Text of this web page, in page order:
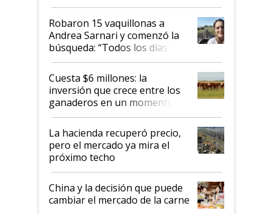
Robaron 15 vaquillonas a
Andrea Sarnari y comenzó la
búsqueda: “Todos los días le
toca a algún productor”
Cuesta $6 millones: la
inversión que crece entre los
ganaderos en un momento
histórico para la actividad
La hacienda recuperó precio,
pero el mercado ya mira el
próximo techo
China y la decisión que puede
cambiar el mercado de la carne